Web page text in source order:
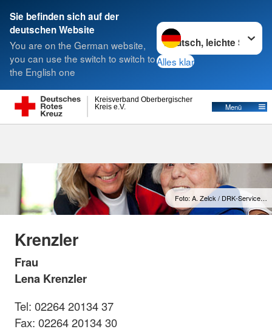
Sie befinden sich auf der
deutschen Website
You are on the German website,
you can use the switch to switch to
the English one
Sprache wechseln zu
Alles klar
Kreis e.V.
Kreisverband Oberbergischer
Menü
Suche
Ambulante Pflege
Foto: A. Zelck / DRK-Service…
Krenzler
Frau
Lena Krenzler
Tel: 02264 20134 37
Fax: 02264 20134 30